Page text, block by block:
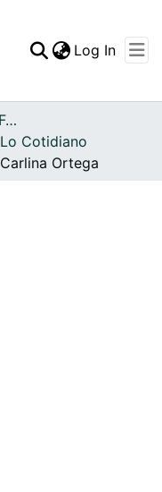
Statistics
Log In
Archivo del Patrimonio Fotográfico y Fílmico del Valle del Cauca
Lo Cotidiano
Carlina Ortega